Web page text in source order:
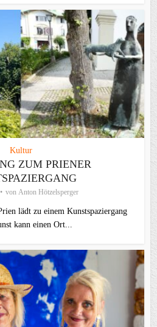
Kultur
ZUM PRIENER
von Anton Hötzelsperger
lädt zu einem Kunstspaziergang
kann einen Ort...